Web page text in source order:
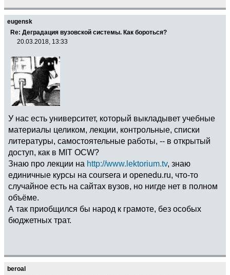
eugensk
Re: Деградация вузовской системы. Как бороться?
20.03.2018, 13:33
У нас есть университет, который выкладывет учебные
материалы целиком, лекции, контрольные, списки
литературы, самостоятельные работы, -- в открытый
доступ, как в MIT OCW?
Знаю про лекции на http://www.lektorium.tv, знаю
единичные курсы на coursera и openedu.ru, что-то
случайное есть на сайтах вузов, но нигде нет в полном
объёме.
А так приобщился бы народ к грамоте, без особых
бюджетных трат.
beroal